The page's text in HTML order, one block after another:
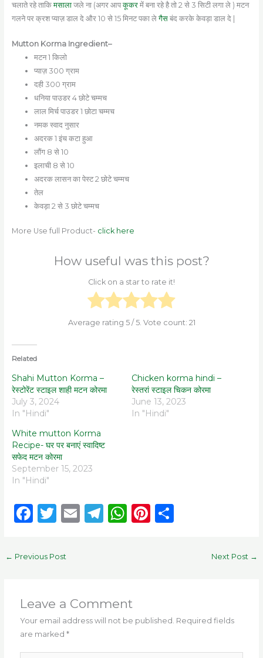
चलाते रहे ताकिमसालाजले ना (अगर आपकूकरमें बना रहे है तो 2 से 3 सिटी लगा ले ) मटन
गलने पर क्रश प्याज़ डाल दे और 10 से 15 मिनट पका लेगैसबंद करके केवड़ा डाल दे |
Mutton Korma Ingredient–
मटन 1 किलो
प्याज़ 300 ग्राम
दही 300 ग्राम
धनिया पाउडर 4 छोटे चम्मच
लाल मिर्च पाउडर 1 छोटा चम्मच
नमक स्वाद नुसार
अदरक 1 इंच कटा हुआ
लौंग 8 से 10
इलाची 8 से 10
अदरक लासन का पेस्ट 2 छोटे चम्मच
तेल
केवड़ा 2 से 3 छोटे चम्मच
More Use full Product- click here
How useful was this post?
Click on a star to rate it!
Average rating 5/ 5. Vote count: 21
Related
Shahi Mutton Korma –
रेस्टोरेंट स्टाइल शाही मटन कोरमा
July 3, 2024
In "Hindi"
Chicken korma hindi –
रेस्तरां स्टाइल चिकन कोरमा
June 13, 2023
In "Hindi"
White mutton Korma
Recipe- घर पर बनाएं स्वादिष्ट
सफेद मटन कोरमा
September 15, 2023
In "Hindi"
F
c
o
o
k
T
it
E T
m
W
p
p
Pi S
← Previous Post Next Post →
Leave a Comment
Your email address will not be published. Required fields
are marked*